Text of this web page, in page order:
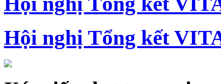
Hội nghị Tổng kết